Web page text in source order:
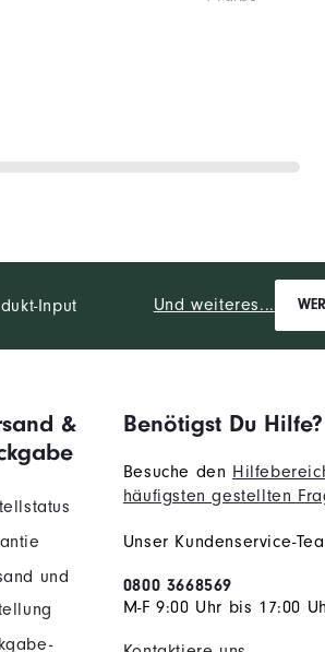
Input Und weiteres...
&
und
Benötigst Du Hilfe?
Besuche den
häufigsten gestellten
Unser Kundenservice-
0800 3668569
M-F 9:00 Uhr bis 17:00